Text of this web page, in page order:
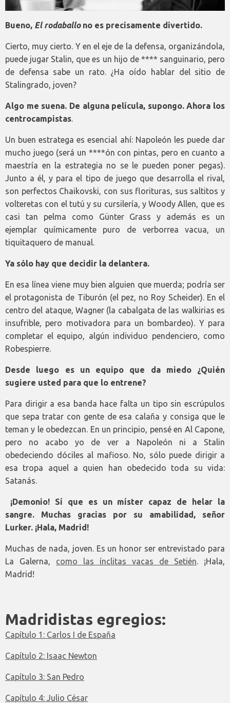
Bueno, El rodaballono es precisamente divertido.
Cierto, muy cierto. Y en el eje de la defensa, organizándola,
puede jugar Stalin, que es un hijo de **** sanguinario, pero
de defensa sabe un rato. ¿Ha oído hablar del sitio de
Stalingrado, joven?
Algo me suena. De alguna película, supongo. Ahora los
centrocampistas.
Un buen estratega es esencial ahí: Napoleón les puede dar
mucho juego (será un ****ón con pintas, pero en cuanto a
maestría en la estrategia no se le pueden poner pegas).
Junto a él, y para el tipo de juego que desarrolla el rival,
son perfectos Chaikovski, con sus florituras, sus saltitos y
volteretas con el tutú y su cursilería, y Woody Allen, que es
casi tan pelma como Günter Grass y además es un
ejemplar químicamente puro de verborrea vacua, un
tiquitaquero de manual.
Ya sólo hay que decidir la delantera.
En esa línea viene muy bien alguien que muerda; podría ser
el protagonista de Tiburón (el pez, no Roy Scheider). En el
centro del ataque, Wagner (la cabalgata de las walkirias es
insufrible, pero motivadora para un bombardeo). Y para
completar el equipo, algún individuo pendenciero, como
Robespierre.
Desde luego es un equipo que da miedo ¿Quién
sugiere usted para que lo entrene?
Para dirigir a esa banda hace falta un tipo sin escrúpulos
que sepa tratar con gente de esa calaña y consiga que le
teman y le obedezcan. En un principio, pensé en Al Capone,
pero no acabo yo de ver a Napoleón ni a Stalin
obedeciendo dóciles al mafioso. No, sólo puede dirigir a
esa tropa aquel a quien han obedecido toda su vida:
Satanás.
¡Demonio! Sí que es un míster capaz de helar la
sangre. Muchas gracias por su amabilidad, señor
Lurker. ¡Hala, Madrid!
Muchas de nada, joven. Es un honor ser entrevistado para
La Galerna, como las ínclitas vacas de Setién. ¡Hala,
Madrid!
Madridistas egregios:
Capítulo 1: Carlos I de España
Capítulo 2: Isaac Newton
Capítulo 3: San Pedro
Capítulo 4: Julio César